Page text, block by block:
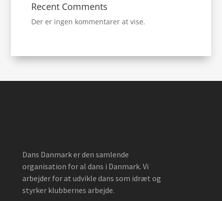
Recent Comments
Der er ingen kommentarer at vise.
Dans Danmark er den samlende
organisation for al dans i Danmark. Vi
arbejder for at udvikle dans som idræt og
styrker klubbernes arbejde.